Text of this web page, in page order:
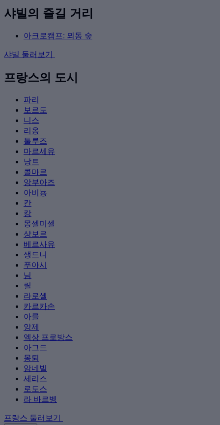
샤빌의 즐길 거리
아크로캠프: 뫼동 숲
샤빌 둘러보기
프랑스의 도시
파리
보르도
니스
리옹
툴루즈
마르세유
낭트
콜마르
앙부아즈
아비뇽
칸
캉
몽셀미셀
샹보르
베르사유
생드니
푸아시
님
릴
라로셸
카르카손
아를
앙제
엑상 프로방스
아그드
몽퇴
암네빌
세리스
로도스
라 바르벵
프랑스 둘러보기